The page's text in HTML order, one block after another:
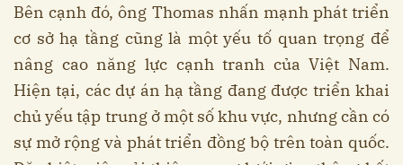
Bên cạnh đó, ông Thomas nhấn mạnh phát triển
cơ sở hạ tầng cũng là một yếu tố quan trọng để
nâng cao năng lực cạnh tranh của Việt Nam.
Hiện tại, các dự án hạ tầng đang được triển khai
chủ yếu tập trung ở một số khu vực, nhưng cần có
sự mở rộng và phát triển đồng bộ trên toàn quốc.